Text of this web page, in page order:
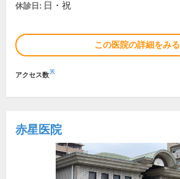
休診日: 日・祝
この医院の詳細をみる
アクセス数※
赤星医院